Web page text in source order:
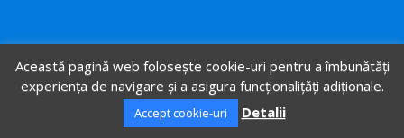
Această pagină web folosește cookie-uri pentru a îmbunătăți
experiența de navigare și a asigura funcționalițăți adiționale.
Accept cookie-uri Detalii